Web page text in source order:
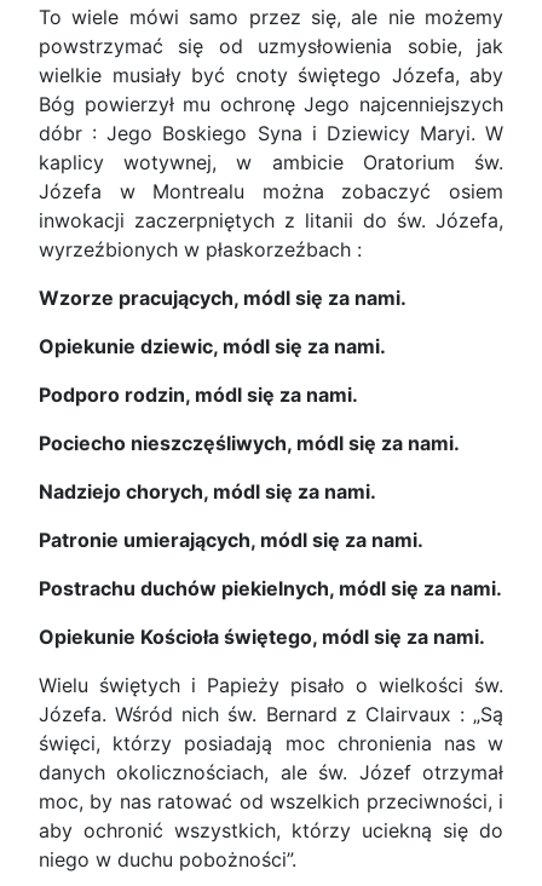
To wiele mówi samo przez się, ale nie możemy
powstrzymać się od uzmysłowienia sobie, jak
wielkie musiały być cnoty świętego Józefa, aby
Bóg powierzył mu ochronę Jego najcenniejszych
dóbr : Jego Boskiego Syna i Dziewicy Maryi. W
kaplicy wotywnej, w ambicie Oratorium św.
Józefa w Montrealu można zobaczyć osiem
inwokacji zaczerpniętych z litanii do św. Józefa,
wyrzeźbionych w płaskorzeźbach :
Wzorze pracujących, módl się za nami.
Opiekunie dziewic, módl się za nami.
Podporo rodzin, módl się za nami.
Pociecho nieszczęśliwych, módl się za nami.
Nadziejo chorych, módl się za nami.
Patronie umierających, módl się za nami.
Postrachu duchów piekielnych, módl się za nami.
Opiekunie Kościoła świętego, módl się za nami.
Wielu świętych i Papieży pisało o wielkości św.
Józefa. Wśród nich św. Bernard z Clairvaux : „Są
święci, którzy posiadają moc chronienia nas w
danych okolicznościach, ale św. Józef otrzymał
moc, by nas ratować od wszelkich przeciwności, i
aby ochronić wszystkich, którzy uciekną się do
niego w duchu pobożności”.